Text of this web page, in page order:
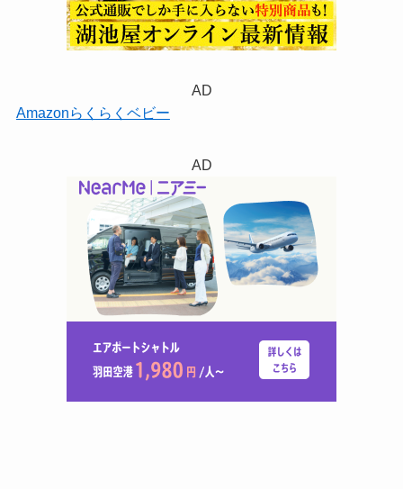
AD
Amazonらくらくベビー
AD